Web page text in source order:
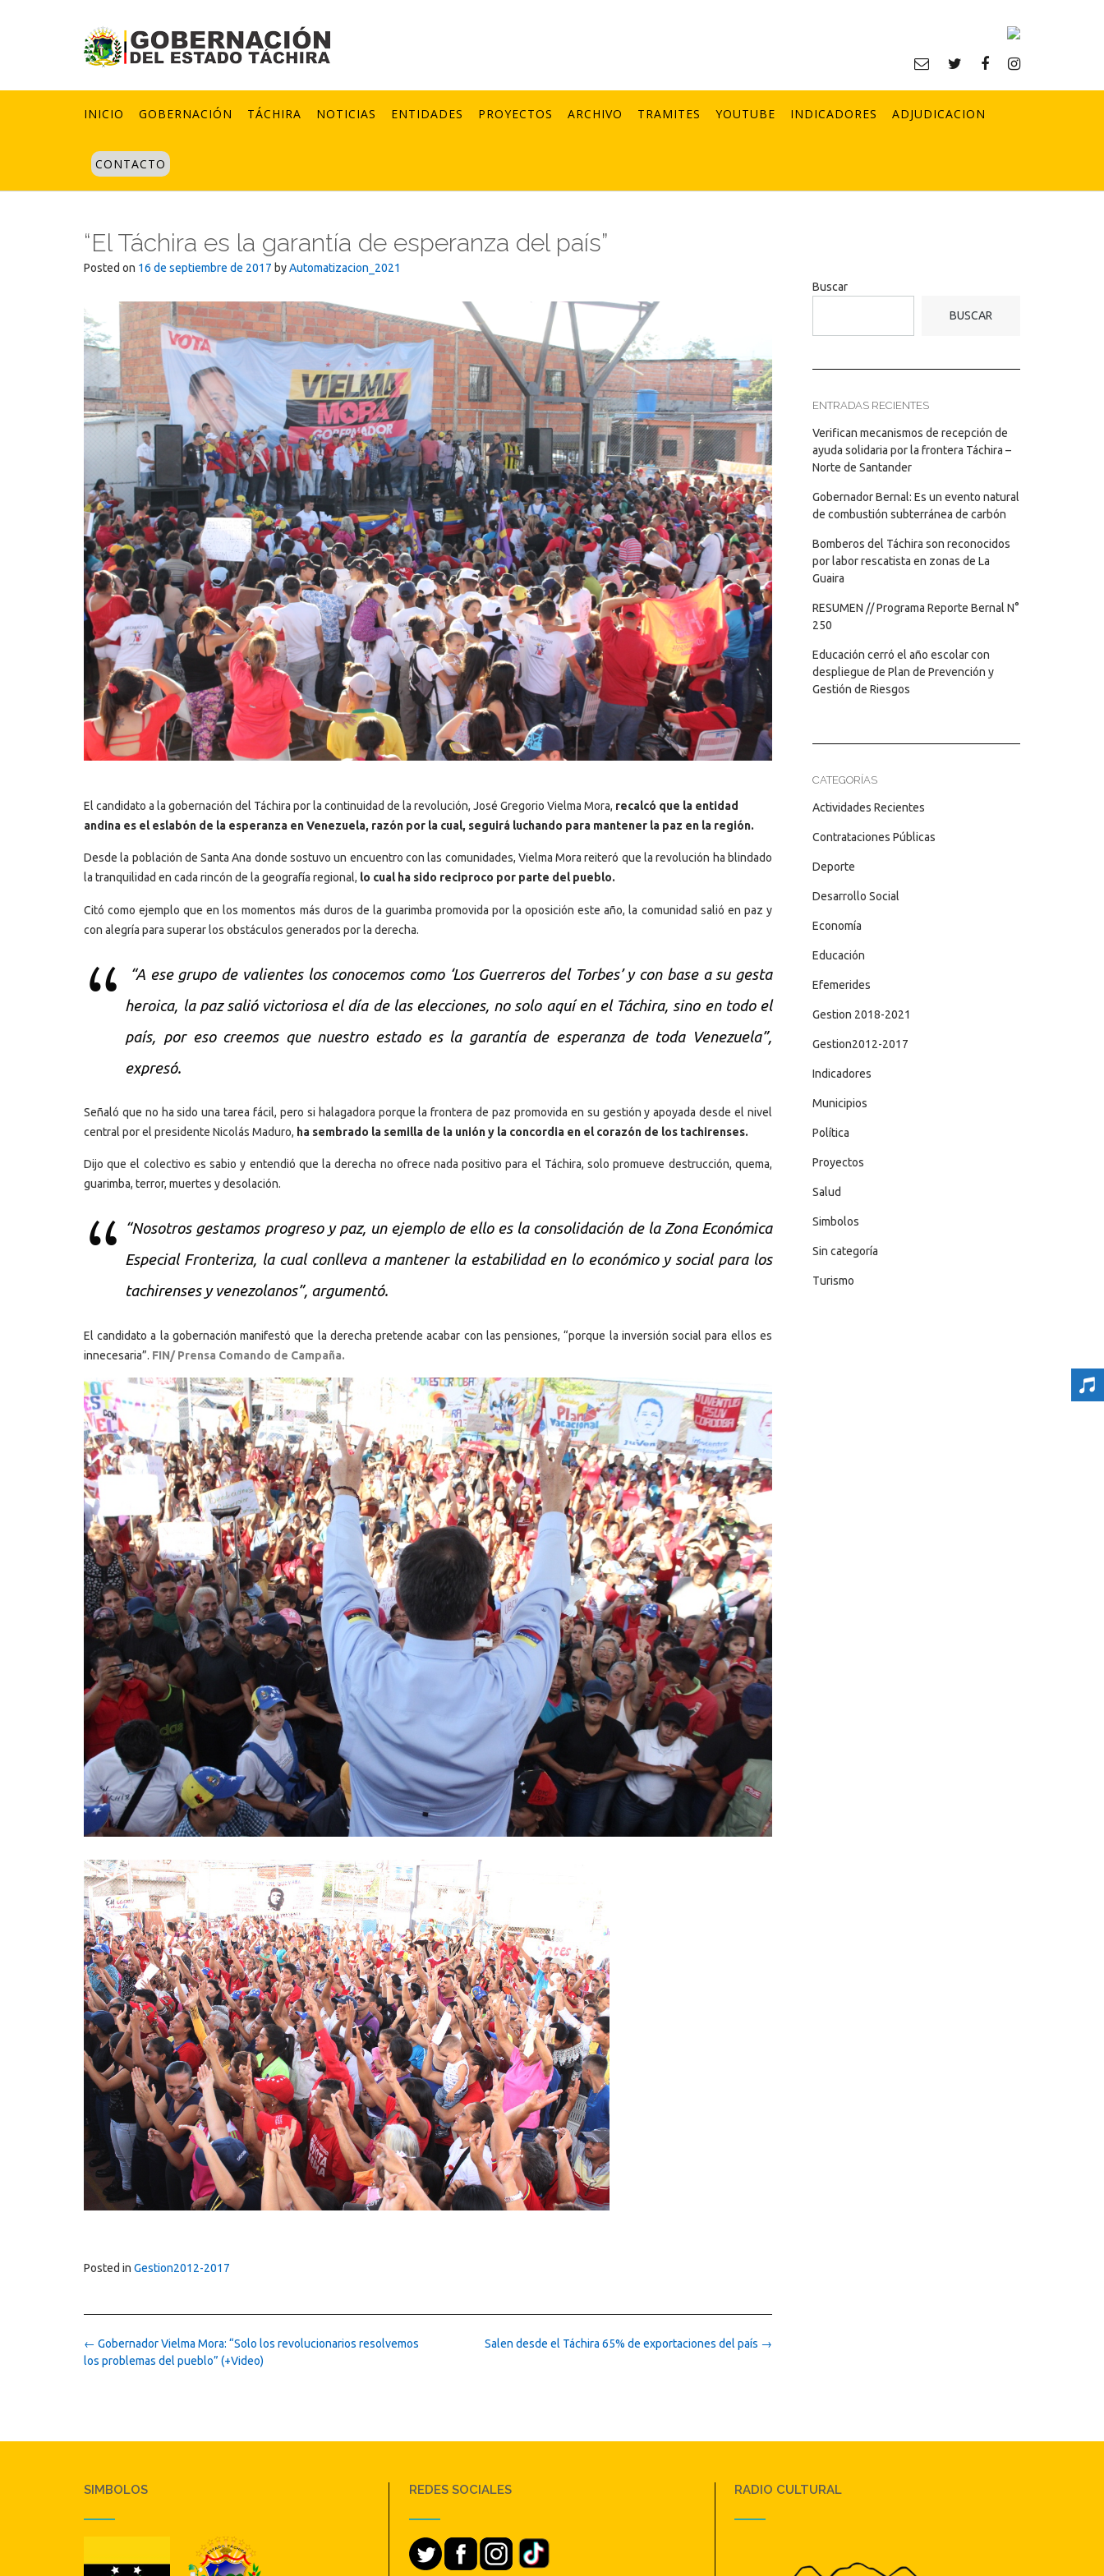
INICIO GOBERNACIÓN TÁCHIRA NOTICIAS ENTIDADES PROYECTOS ARCHIVO TRAMITES YOUTUBE INDICADORES ADJUDICACION
CONTACTO
“El Táchira es la garantía de esperanza del país”
Posted on 16 de septiembre de 2017 byAutomatizacion_2021
El candidato a la gobernación del Táchira por la continuidad de la revolución, José Gregorio Vielma Mora, recalcó que la entidad
andina es el eslabón de la esperanza en Venezuela, razón por la cual, seguirá luchando para mantener la paz en la región.
Desde la población de Santa Ana donde sostuvo un encuentro con las comunidades, Vielma Mora reiteró que la revolución ha blindado
la tranquilidad en cada rincón de la geografía regional, lo cual ha sido reciproco por parte del pueblo.
Citó como ejemplo que en los momentos más duros de la guarimba promovida por la oposición este año, la comunidad salió en paz y
con alegría para superar los obstáculos generados por la derecha.
“A ese grupo de valientes los conocemos como ‘Los Guerreros del Torbes’ y con base a su gesta
heroica, la paz salió victoriosa el día de las elecciones, no solo aquí en el Táchira, sino en todo el
país, por eso creemos que nuestro estado es la garantía de esperanza de toda Venezuela”,
expresó.
Señaló que no ha sido una tarea fácil, pero si halagadora porque la frontera de paz promovida en su gestión y apoyada desde el nivel
central por el presidente Nicolás Maduro, ha sembrado la semilla de la unión y la concordia en el corazón de los tachirenses.
Dijo que el colectivo es sabio y entendió que la derecha no ofrece nada positivo para el Táchira, solo promueve destrucción, quema,
guarimba, terror, muertes y desolación.
“Nosotros gestamos progreso y paz, un ejemplo de ello es la consolidación de la Zona Económica
Especial Fronteriza, la cual conlleva a mantener la estabilidad en lo económico y social para los
tachirenses y venezolanos”, argumentó.
El candidato a la gobernación manifestó que la derecha pretende acabar con las pensiones, “porque la inversión social para ellos es
innecesaria”. FIN/ Prensa Comando de Campaña.
Posted in Gestion2012-2017
Post
navigation
Salen desde el Táchira 65% de exportaciones del país →
← Gobernador Vielma Mora: “Solo los revolucionarios resolvemos
los problemas del pueblo” (+Video)
Buscar
BUSCAR
ENTRADAS RECIENTES
Verifican mecanismos de recepción de
ayuda solidaria por la frontera Táchira –
Norte de Santander
Gobernador Bernal: Es un evento natural
de combustión subterránea de carbón
Bomberos del Táchira son reconocidos
por labor rescatista en zonas de La
Guaira
RESUMEN // Programa Reporte Bernal N°
250
Educación cerró el año escolar con
despliegue de Plan de Prevención y
Gestión de Riesgos
CATEGORÍAS
Actividades Recientes
Contrataciones Públicas
Deporte
Desarrollo Social
Economía
Educación
Efemerides
Gestion 2018-2021
Gestion2012-2017
Indicadores
Municipios
Política
Proyectos
Salud
Simbolos
Sin categoría
Turismo
SIMBOLOS REDES SOCIALES RADIO CULTURAL